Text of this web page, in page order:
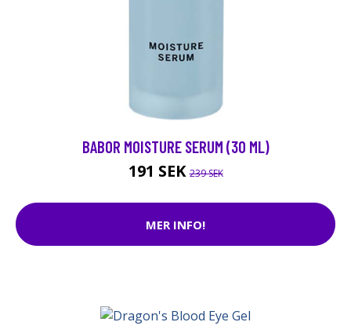
BABOR MOISTURE SERUM (30 ML)
191 SEK239 SEK
MER INFO!